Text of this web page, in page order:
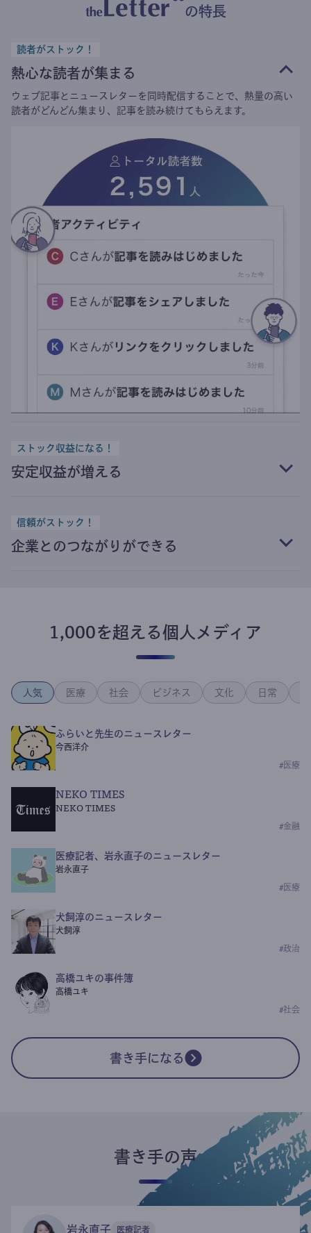
の特長
読者がストック！
熱心な読者が集まる
ウェブ記事とニュースレターを同時配信することで、熱量の高い
読者がどんどん集まり、記事を読み続けてもらえます。
ストック収益になる！
安定収益が増える
信頼がストック！
企業とのつながりができる
1,000を超える個人メディア
人気 医療 社会 ビジネス 文化 日常
ふらいと先生のニュースレター
今西洋介
# 医療
NEKO TIMES
NEKO TIMES
#金融
医療記者、岩永直子のニュースレター
岩永直子
# 医療
犬飼淳のニュースレター
犬飼淳
#政治
高橋ユキの事件簿
高橋ユキ
#社会
書き手になる
書き手の声
岩永直子 医療記者